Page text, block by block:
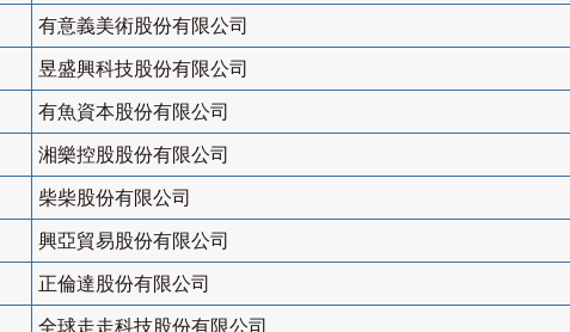
有意義美術股份有限公司
昱盛興科技股份有限公司
有魚資本股份有限公司
湘樂控股股份有限公司
柴柴股份有限公司
興亞貿易股份有限公司
正倫達股份有限公司
全球走走科技股份有限公司